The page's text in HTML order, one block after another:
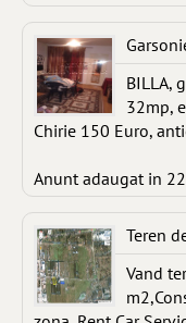
BILLA,
32mp,
Chirie 150 Euro,
Anunt adaugat in
Teren
Vand